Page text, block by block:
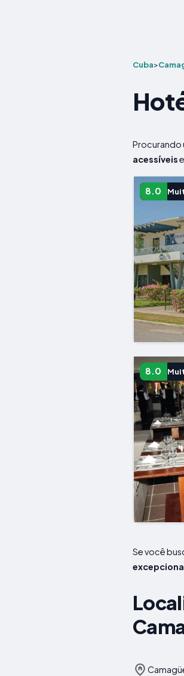
Cuba>
Procurando
acessíveise
8.0
8.0
Se você